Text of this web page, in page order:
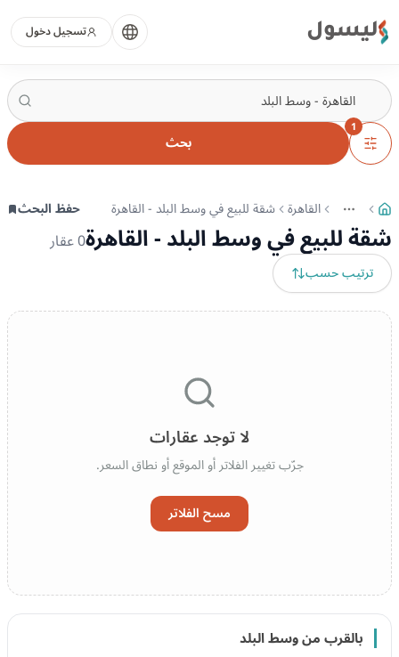
ليسول تسجيل دخول
1
بحث
More
عرض المزيد من المسارات
القاهرة شقة للبيع في وسط البلد - القاهرة حفظ البحث
شقة للبيع في وسط البلد - القاهرة0عقار
ترتيب حسب
لا توجد عقارات
جرّب تغيير الفلاتر أو الموقع أو نطاق السعر.
مسح الفلاتر
بالقرب من وسط البلد